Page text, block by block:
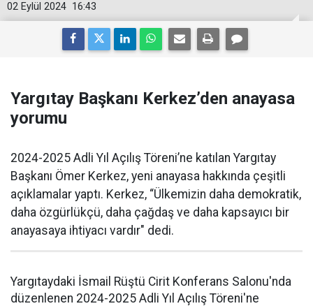
16:43
02 Eylül 2024
Yargıtay Başkanı Kerkez’den anayasa
yorumu
2024-2025 Adli Yıl Açılış Töreni’ne katılan Yargıtay
Başkanı Ömer Kerkez, yeni anayasa hakkında çeşitli
açıklamalar yaptı. Kerkez, “Ülkemizin daha demokratik,
daha özgürlükçü, daha çağdaş ve daha kapsayıcı bir
anayasaya ihtiyacı vardır" dedi.
Yargıtaydaki İsmail Rüştü Cirit Konferans Salonu'nda
düzenlenen 2024-2025 Adli Yıl Açılış Töreni'ne